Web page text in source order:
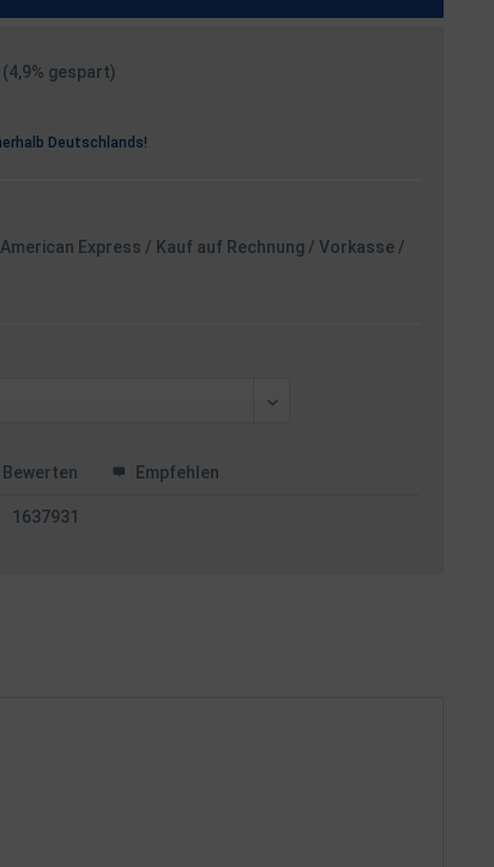
(4,9% gespart)
Deutschlands!
Express / Kauf auf Rechnung / Vorkasse /
Bewerten Empfehlen
1637931